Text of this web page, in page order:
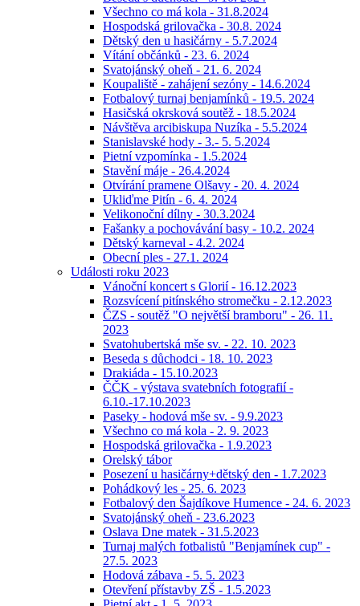
Všechno co má kola - 31.8.2024
Hospodská grilovačka - 30.8. 2024
Dětský den u hasičárny - 5.7.2024
Vítání občánků - 23. 6. 2024
Svatojánský oheň - 21. 6. 2024
Koupaliště - zahájení sezóny - 14.6.2024
Fotbalový turnaj benjamínků - 19.5. 2024
Hasičská okrsková soutěž - 18.5.2024
Návštěva arcibiskupa Nuzíka - 5.5.2024
Stanislavské hody - 3.- 5. 5.2024
Pietní vzpomínka - 1.5.2024
Stavění máje - 26.4.2024
Otvírání pramene Olšavy - 20. 4. 2024
Ukliďme Pitín - 6. 4. 2024
Velikonoční dílny - 30.3.2024
Fašanky a pochovávání basy - 10.2. 2024
Dětský karneval - 4.2. 2024
Obecní ples - 27.1. 2024
Události roku 2023
Vánoční koncert s Glorií - 16.12.2023
Rozsvícení pitínského stromečku - 2.12.2023
ČZS - soutěž "O největší bramboru" - 26. 11.
2023
Svatohubertská mše sv. - 22. 10. 2023
Beseda s důchodci - 18. 10. 2023
Drakiáda - 15.10.2023
ČČK - výstava svatebních fotografií -
6.10.-17.10.2023
Paseky - hodová mše sv. - 9.9.2023
Všechno co má kola - 2. 9. 2023
Hospodská grilovačka - 1.9.2023
Orelský tábor
Posezení u hasičárny+dětský den - 1.7.2023
Pohádkový les - 25. 6. 2023
Fotbalový den Šajdíkove Humence - 24. 6. 2023
Svatojánský oheň - 23.6.2023
Oslava Dne matek - 31.5.2023
Turnaj malých fotbalistů "Benjamínek cup" -
27.5. 2023
Hodová zábava - 5. 5. 2023
Otevření přístavby ZŠ - 1.5.2023